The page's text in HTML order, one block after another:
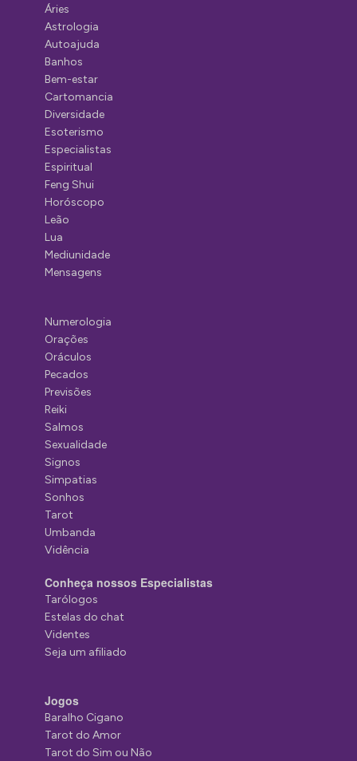
Áries
Astrologia
Autoajuda
Banhos
Bem-estar
Cartomancia
Diversidade
Esoterismo
Especialistas
Espiritual
Feng Shui
Horóscopo
Leão
Lua
Mediunidade
Mensagens
Numerologia
Orações
Oráculos
Pecados
Previsões
Reiki
Salmos
Sexualidade
Signos
Simpatias
Sonhos
Tarot
Umbanda
Vidência
Conheça nossos Especialistas
Tarólogos
Estelas do chat
Videntes
Seja um afiliado
Jogos
Baralho Cigano
Tarot do Amor
Tarot do Sim ou Não